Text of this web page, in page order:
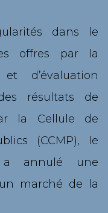
dans le
offres par la
d’évaluation
résultats de
la Cellule de
(CCMP), le
a annulé une
marché de la